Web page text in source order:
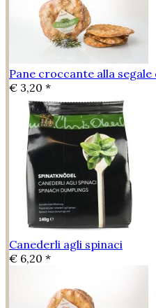
Pane croccante alla
€ 3,20 *
Canederli agli spinaci
€ 6,20 *